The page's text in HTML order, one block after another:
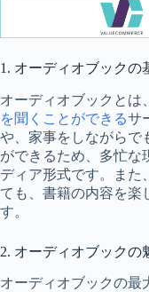
1. オーディオブックの
オーディオブックとは
を聞くことができるサ
や、家事をしながらで
ができるため、多忙な
ディア形式です。また
ても、書籍の内容を楽
す。
2. オーディオブックの
オーディオブックの最